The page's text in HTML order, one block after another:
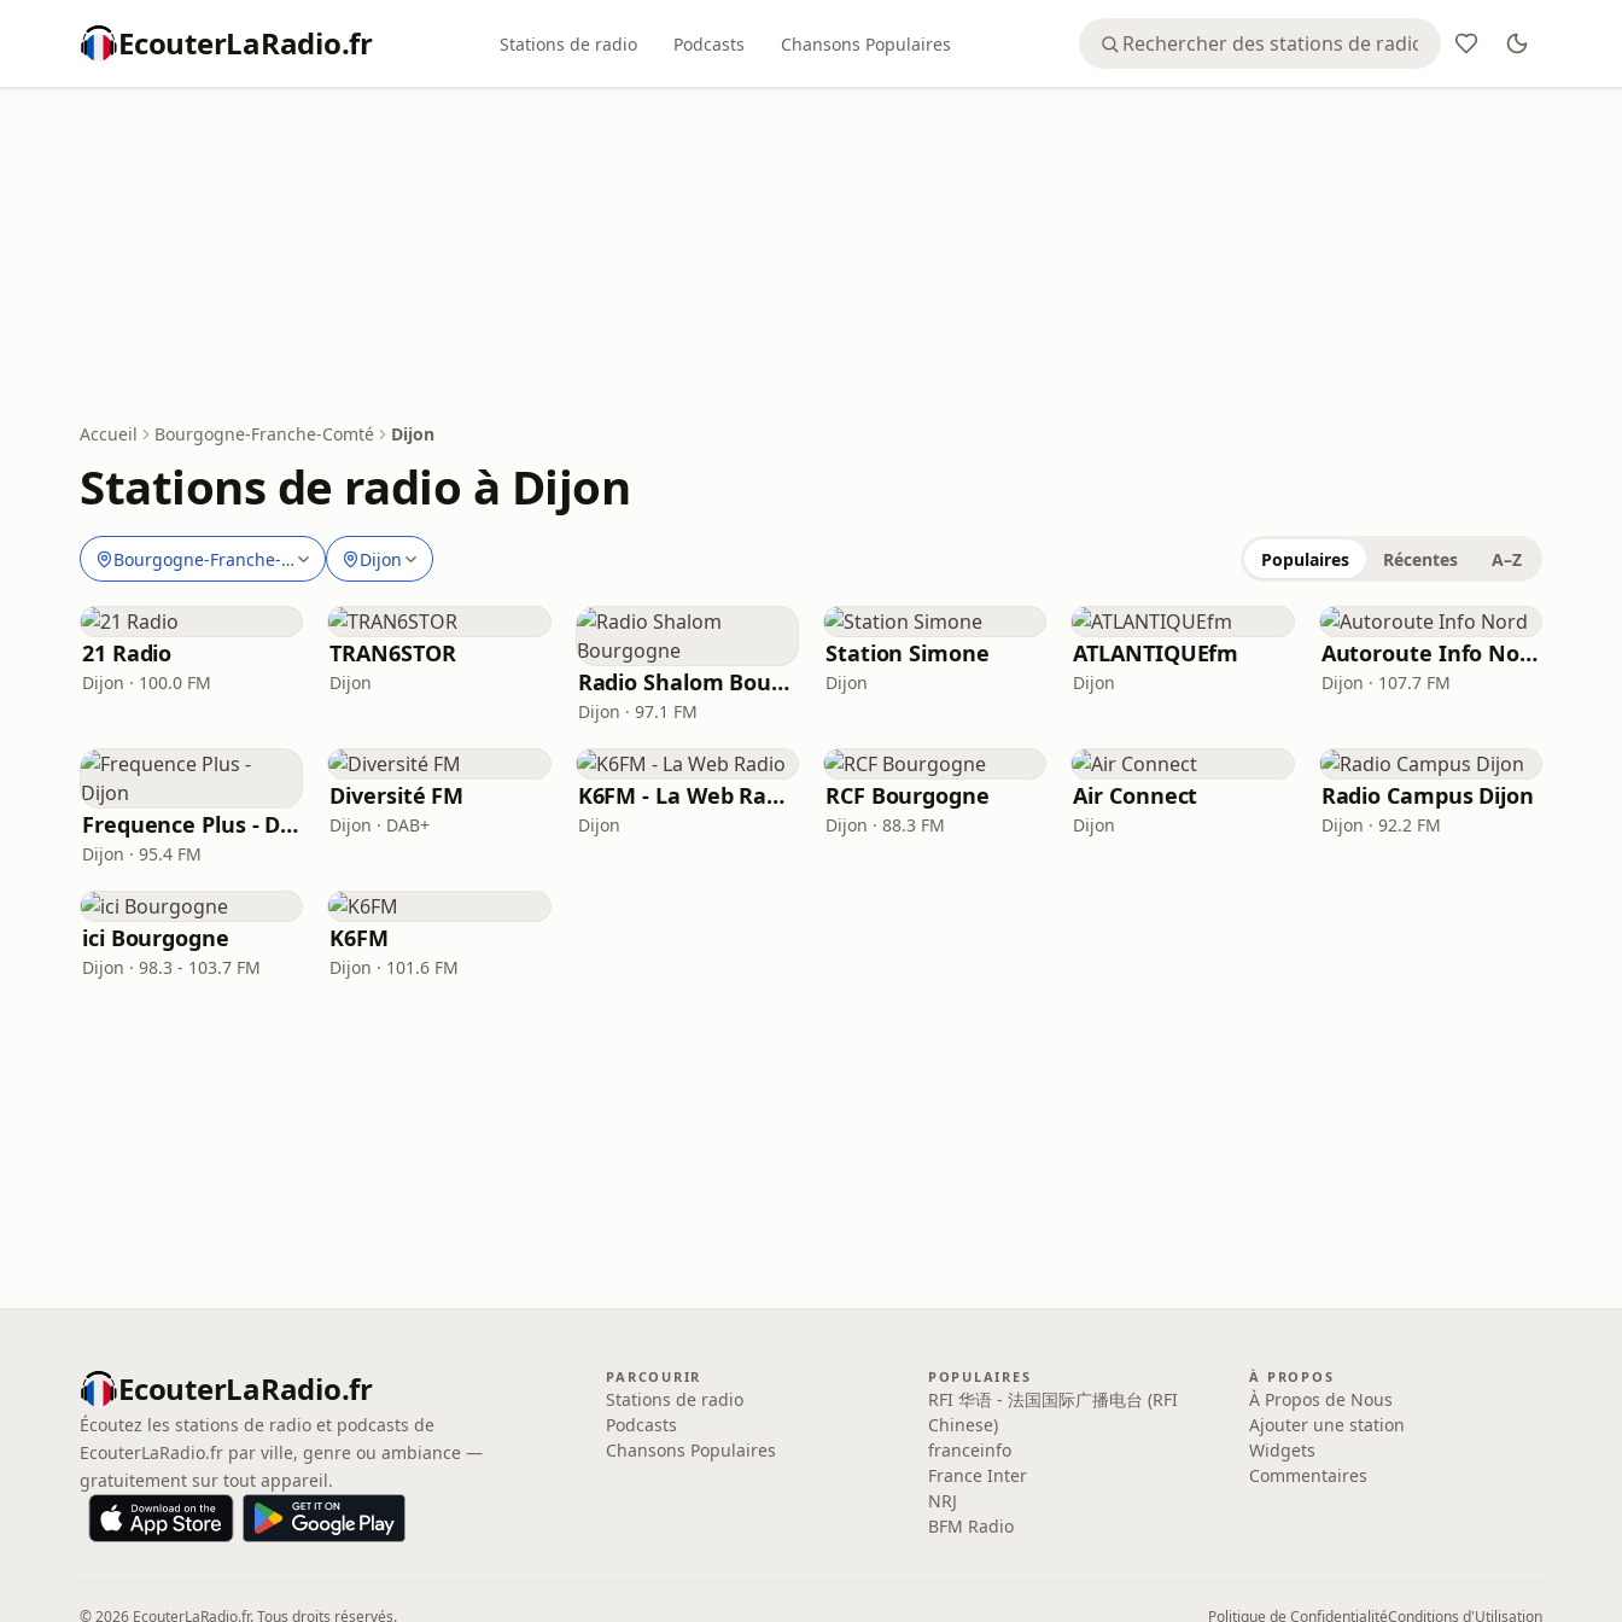
EcouterLaRadio.fr Stations de radio Podcasts Chansons Populaires
Accueil Bourgogne-Franche-Comté Dijon
Stations de radio à Dijon
Bourgogne-Franche-Comté Dijon Populaires Récentes A–Z
21 Radio
Dijon · 100.0 FM
TRAN6STOR
Dijon Radio Shalom Bourgogne
Dijon · 97.1 FM
Station Simone
Dijon
ATLANTIQUEfm
Dijon
Autoroute Info Nord
Dijon · 107.7 FM
Frequence Plus - Dijon
Dijon · 95.4 FM
Diversité FM
Dijon · DAB+
K6FM - La Web Radio
Dijon
RCF Bourgogne
Dijon · 88.3 FM
Air Connect
Dijon
Radio Campus Dijon
Dijon · 92.2 FM
ici Bourgogne
Dijon · 98.3 - 103.7 FM
K6FM
Dijon · 101.6 FM
EcouterLaRadio.fr
Écoutez les stations de radio et podcasts de
EcouterLaRadio.fr par ville, genre ou ambiance —
gratuitement sur tout appareil.
PARCOURIR
Stations de radio
Podcasts
Chansons Populaires
POPULAIRES
RFI 华语 - 法国国际广播电台 (RFI
Chinese)
franceinfo
France Inter
NRJ
BFM Radio
À PROPOS
À Propos de Nous
Ajouter une station
Widgets
Commentaires
© 2026 EcouterLaRadio.fr. Tous droits réservés. Politique de ConfidentialitéConditions d'Utilisation